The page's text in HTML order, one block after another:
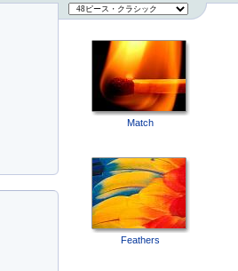
Match
Feathers